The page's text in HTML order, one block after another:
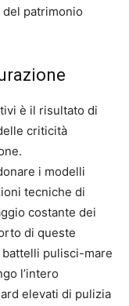
del patrimonio
è il risultato di
criticità
i modelli
tecniche di
costante dei
di queste
pulisci-mare
l’intero
elevati di pulizia